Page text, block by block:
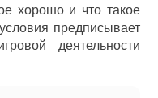
хорошо и что такое
предписывает
деятельности